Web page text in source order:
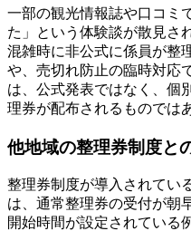
一部の観光情報誌や口コミ
た」という体験談が散見さ
混雑時に非公式に係員が整
や、売切れ防止の臨時対応
は、公式発表ではなく、個
理券が配布されるものでは
他地域の整理券制度と
整理券制度が導入されてい
は、通常整理券の受付が朝
開始時間が設定されている